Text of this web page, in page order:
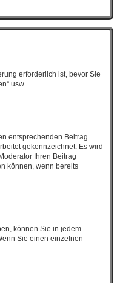
erforderlich ist, bevor Sie
usw.
entsprechenden Beitrag
gekennzeichnet. Es wird
Ihren Beitrag
können, wenn bereits
können Sie in jedem
Sie einen einzelnen